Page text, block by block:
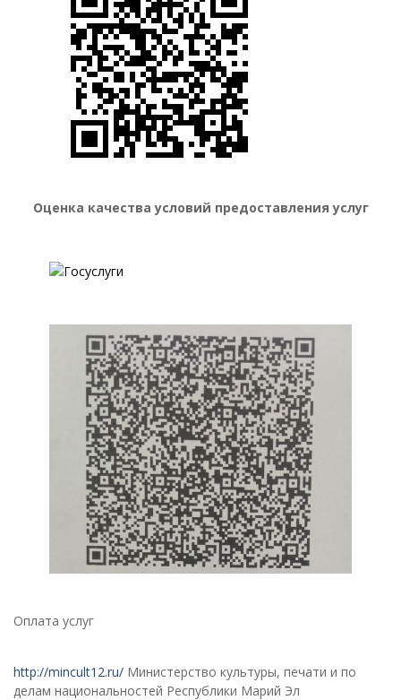
Оценка качества условий предоставления услуг
Оплата услуг
http://mincult12.ru/ Министерство культуры, печати и по
делам национальностей Республики Марий Эл